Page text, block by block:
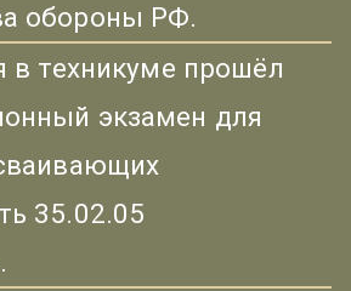
обороны РФ.
в техникуме прошёл
экзамен для
35.02.05